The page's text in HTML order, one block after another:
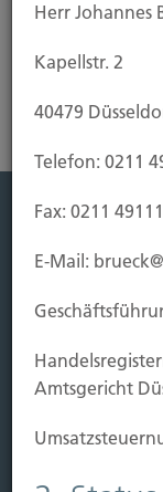
Vorsorgen
Immobilien
Kauf
Herr Johannes
Kapellstr. 2
40479
Telefon: 0211
Fax: 0211
E-Mail:
Amtsgericht